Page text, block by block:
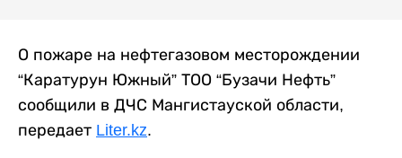
О пожаре на нефтегазовом месторождении
“Каратурун Южный” ТОО “Бузачи Нефть”
сообщили в ДЧС Мангистауской области,
передает Liter.kz.